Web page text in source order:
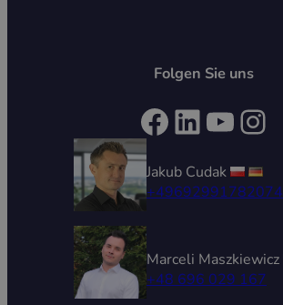
Folgen Sie uns
Facebook LinkedIn YouTube Instagram
Jakub Cudak
+49692991782074
Marceli Maszkiewicz
+48 696 029 167